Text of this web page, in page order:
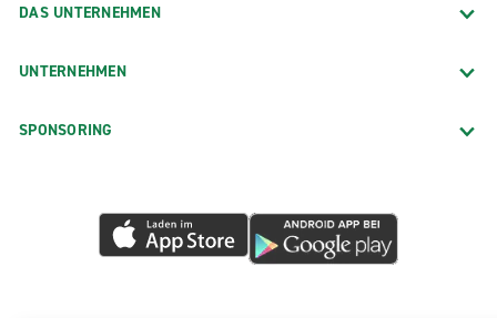
DAS UNTERNEHMEN
UNTERNEHMEN
SPONSORING